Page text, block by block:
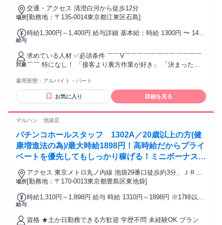
場所
交通・アクセス 清澄白河から徒歩12分
[勤務地：〒135-0014東京都江東区石島]
給与
時給1,300円～1,400円 給与詳細 基本給：時給 1300円 〜 1400
度あり ・交通費支給（月額4万円または日額2000円まで支
給） ・試用期間中は時給1250円（試用期間は1か月）
対象
求めている人材 ✅必須条件 ￣￣V￣￣￣￣￣￣￣￣￣￣￣￣
￣￣ 特になし！ 「接客より裏方作業が好き」 「決まった手
だけでOKです✨ ✅こんな方にピッタリ！ ￣￣V￣￣￣￣￣￣
￣￣￣￣￣￣￣￣ ・土日だけ働きたい方 ・平日は学校や本業
で忙しい方 ・週末に副収入を増やしたい方 ・未経験、バイト
クモク作業が好きな方 ・決まった手順で進める仕事が好きな
リーター、Wワーク希望の方
雇用形態： アルバイト・パート
お気に入り 詳細を見る
マルハン 池袋店
パチンコホールスタッフ 1302A／20歳以上の方(健
康増進法の為)/最大時給1898円！高時給だからプライ
ベートを優先してもしっかり稼げる！ミニボーナスも
有【履歴書不要】
場所
アクセス 東京メトロ丸ノ内線 池袋29番口徒歩約3分、ＪＲ山
手線 池袋西口(北)徒歩約5分、東武東上線 池袋西口(北)徒歩約
[勤務地：〒170-0013東京都豊島区東池袋]
給与
時給1,310円～1,898円 給与 時給 1310円～1898円 ※17時以降
介キャンペーン 入社後、ご友人やご家族を紹介していただい
資格 ★土か日勤務できる方歓迎 学歴不問 未経験OK ブラン